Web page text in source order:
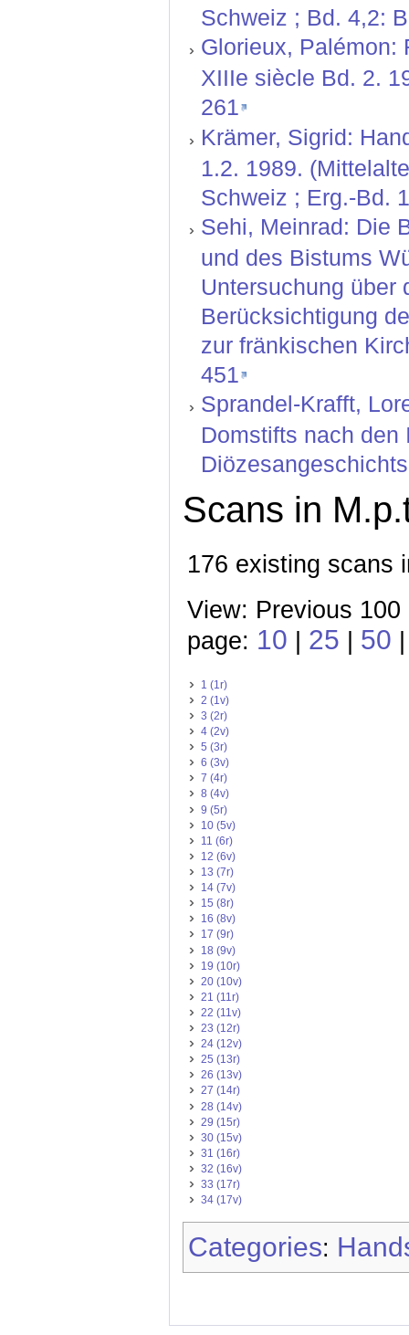
Schweiz ; Bd. 4,2:
Glorieux, Palémon:
XIIIe siècle Bd. 2.
261
Krämer, Sigrid:
1.2. 1989.
Schweiz ; Erg.-Bd.
Sehi, Meinrad: Die
und des Bistums
Untersuchung über
Berücksichtigung
zur fränkischen
451
Sprandel-Krafft,
Domstifts nach den
Scans in
176 existing scans
View: Previous
page: 10 25 50
1 (1r)
2 (1v)
3 (2r)
4 (2v)
5 (3r)
6 (3v)
7 (4r)
8 (4v)
9 (5r)
10 (5v)
11 (6r)
12 (6v)
13 (7r)
14 (7v)
15 (8r)
16 (8v)
17 (9r)
18 (9v)
19 (10r)
20 (10v)
21 (11r)
22 (11v)
23 (12r)
24 (12v)
25 (13r)
26 (13v)
27 (14r)
28 (14v)
29 (15r)
30 (15v)
31 (16r)
32 (16v)
33 (17r)
34 (17v)
Categories: